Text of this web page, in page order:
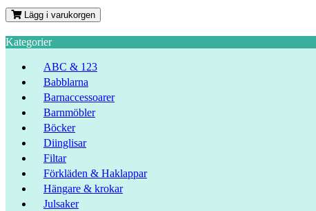
Lägg i varukorgen
Kategorier
ABC & 123
Babblarna
Barnaccessoarer
Barnmöbler
Böcker
Diinglisar
Filtar
Förkläden & Haklappar
Hängare & krokar
Julsaker